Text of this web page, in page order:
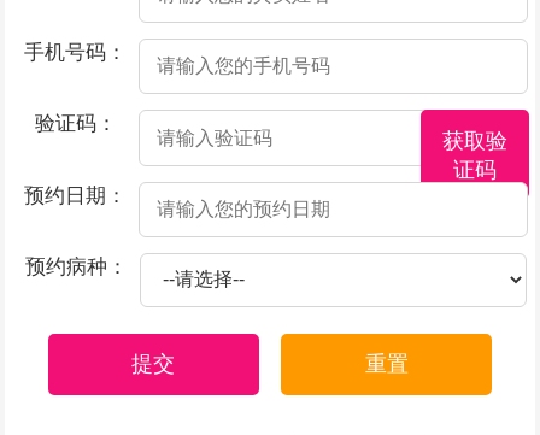
手机号码：
验证码：
获取验
证码
预约日期：
预约病种：
提交 重置